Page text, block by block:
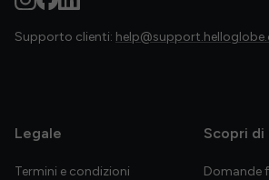
Supporto clienti:
Legale
Termini e condizioni
Scopri di
Domande